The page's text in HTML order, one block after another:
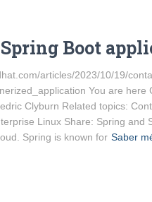
Boot
articles/2023/10/19/
You are
Clyburn Related topics:
Linux Share: Spring
Spring is known for Saber